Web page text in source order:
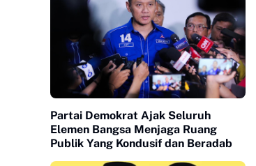
Partai Demokrat Ajak Seluruh
Elemen Bangsa Menjaga Ruang
Publik Yang Kondusif dan Beradab